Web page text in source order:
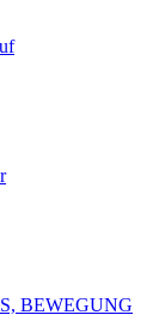
BEWEGUNG